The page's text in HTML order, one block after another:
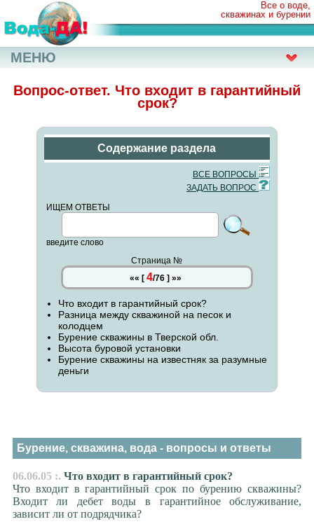
Все о воде,
скважинах и бурении
Вопрос-ответ. Что входит в гарантийный
срок?
Содержание раздела
ВСЕ ВОПРОСЫ
ЗАДАТЬ ВОПРОС
ИЩЕМ ОТВЕТЫ
введите слово
Страница №
«« [4/76 ]»»
Что входит в гарантийный срок?
Разница между скважиной на песок и
колодцем
Бурение скважины в Тверской обл.
Высота буровой установки
Бурение скважины на известняк за разумные
деньги
Бурение, скважина, вода - вопросы и ответы
06.06.05 :. Что входит в гарантийный срок?
Что входит в гарантийный срок по бурению скважины?
Входит ли дебет воды в гарантийное обслуживание,
зависит ли от подрядчика?
МЕНЮ